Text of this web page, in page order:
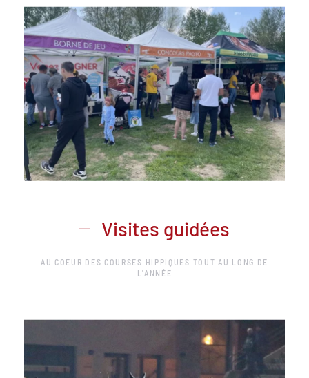
Visites guidées
AU COEUR DES COURSES HIPPIQUES TOUT AU LONG DE
L'ANNÉE